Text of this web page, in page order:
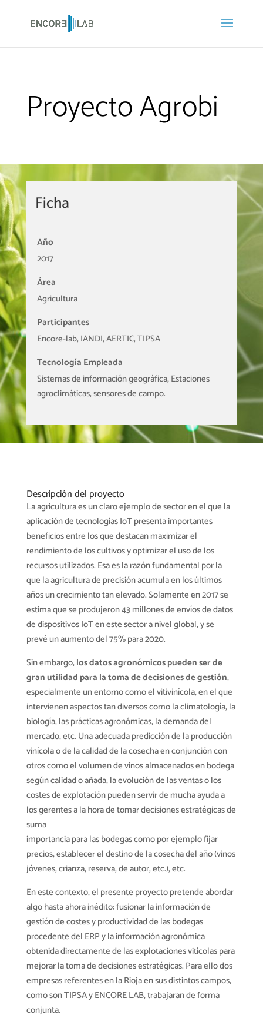
Proyecto Agrobi
Ficha
Año
2017
Área
Agricultura
Participantes
Encore-lab, IANDI, AERTIC, TIPSA
Tecnología Empleada
Sistemas de información geográfica, Estaciones
agroclimáticas, sensores de campo.
Descripción del proyecto
La agricultura es un claro ejemplo de sector en el que la
aplicación de tecnologías IoT presenta importantes
beneficios entre los que destacan maximizar el
rendimiento de los cultivos y optimizar el uso de los
recursos utilizados. Esa es la razón fundamental por la
que la agricultura de precisión acumula en los últimos
años un crecimiento tan elevado. Solamente en 2017 se
estima que se produjeron 43 millones de envíos de datos
de dispositivos IoT en este sector a nivel global, y se
prevé un aumento del 75% para 2020.
Sin embargo,los datos agronómicos pueden ser de
gran utilidad para la toma de decisiones de gestión,
especialmente un entorno como el vitivinícola, en el que
intervienen aspectos tan diversos como la climatología, la
biología, las prácticas agronómicas, la demanda del
mercado, etc. Una adecuada predicción de la producción
vinícola o de la calidad de la cosecha en conjunción con
otros como el volumen de vinos almacenados en bodega
según calidad o añada, la evolución de las ventas o los
costes de explotación pueden servir de mucha ayuda a
los gerentes a la hora de tomar decisiones estratégicas de
suma
importancia para las bodegas como por ejemplo fijar
precios, establecer el destino de la cosecha del año (vinos
jóvenes, crianza, reserva, de autor, etc.), etc.
En este contexto, el presente proyecto pretende abordar
algo hasta ahora inédito: fusionar la información de
gestión de costes y productividad de las bodegas
procedente del ERP y la información agronómica
obtenida directamente de las explotaciones vitícolas para
mejorar la toma de decisiones estratégicas. Para ello dos
empresas referentes en la Rioja en sus distintos campos,
como son TIPSA y ENCORE LAB, trabajaran de forma
conjunta.